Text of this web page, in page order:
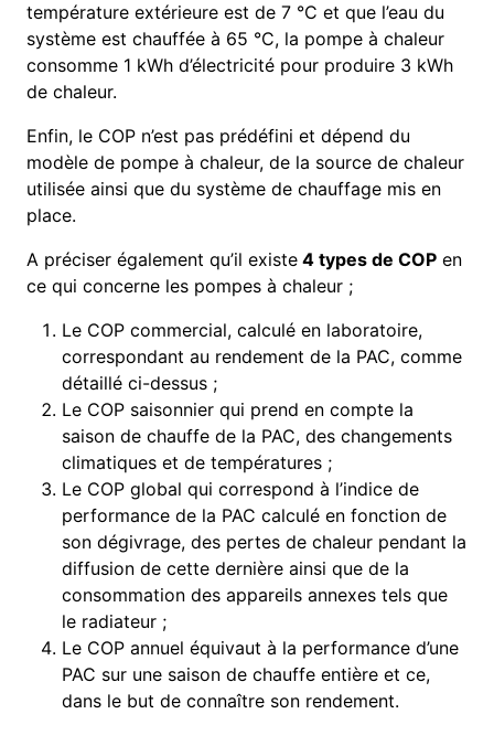
température extérieure est de 7 °C et que l’eau du
système est chauffée à 65 °C, la pompe à chaleur
consomme 1 kWh d’électricité pour produire 3 kWh
de chaleur.
Enfin, le COP n’est pas prédéfini et dépend du
modèle de pompe à chaleur, de la source de chaleur
utilisée ainsi que du système de chauffage mis en
place.
A préciser également qu’il existe 4 types de COP en
ce qui concerne les pompes à chaleur ;
Le COP commercial, calculé en laboratoire,
correspondant au rendement de la PAC, comme
détaillé ci-dessus ;
Le COP saisonnier qui prend en compte la
saison de chauffe de la PAC, des changements
climatiques et de températures ;
Le COP global qui correspond à l’indice de
performance de la PAC calculé en fonction de
son dégivrage, des pertes de chaleur pendant la
diffusion de cette dernière ainsi que de la
consommation des appareils annexes tels que
le radiateur ;
Le COP annuel équivaut à la performance d’une
PAC sur une saison de chauffe entière et ce,
dans le but de connaître son rendement.